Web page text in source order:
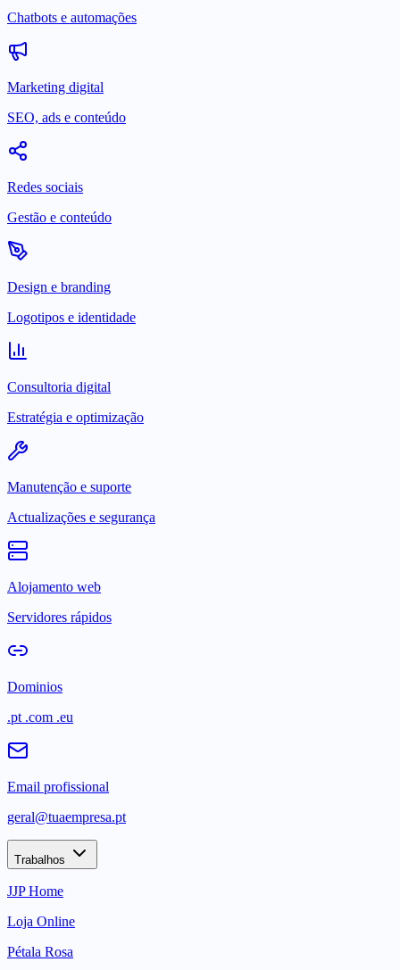
Chatbots e automações
Marketing digital
SEO, ads e conteúdo
Redes sociais
Gestão e conteúdo
Design e branding
Logotipos e identidade
Consultoria digital
Estratégia e optimização
Manutenção e suporte
Actualizações e segurança
Alojamento web
Servidores rápidos
Dominios
.pt .com .eu
Email profissional
geral@tuaempresa.pt
Trabalhos
JJP Home
Loja Online
Pétala Rosa